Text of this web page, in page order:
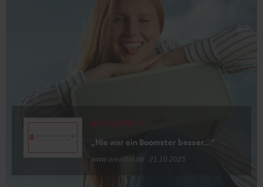
BOOMSTER 4
„Nie war ein Boomster besser…“
www.areadvd.de 21.10.2025